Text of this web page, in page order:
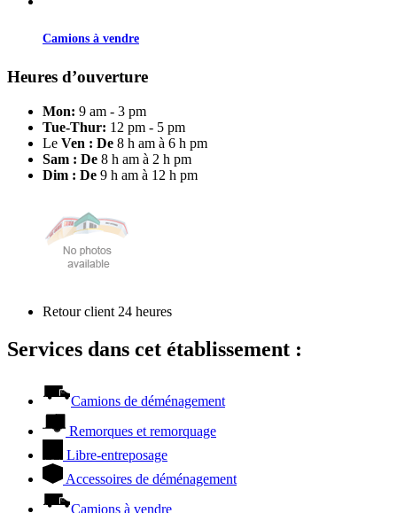
Camions à vendre
Heures d’ouverture
Mon: 9 am - 3 pm
Tue-Thur: 12 pm - 5 pm
Le Ven : De 8 h am à 6 h pm
Sam : De 8 h am à 2 h pm
Dim : De 9 h am à 12 h pm
Retour client 24 heures
Services dans cet établissement :
Camions de déménagement
Remorques et remorquage
Libre-entreposage
Accessoires de déménagement
Camions à vendre